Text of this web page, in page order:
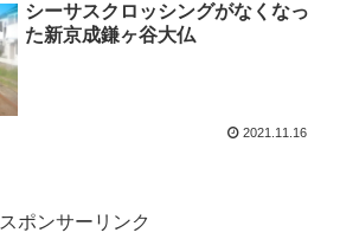
シーサスクロッシングがなくなっ
た新京成鎌ヶ谷大仏
2021.11.16
スポンサーリンク